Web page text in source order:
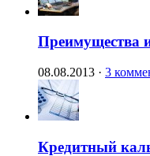
Преимущества
08.08.2013 · 3
Кредитный